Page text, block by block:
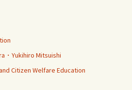
・Yukihiro Mitsuishi
Citizen Welfare Education